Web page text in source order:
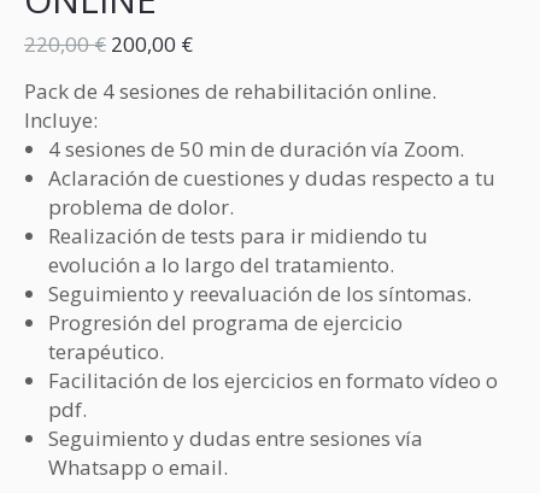
220,00€ El
original
220,00 €.
200,00 €El
actual
200,00 €.
Pack de 4 sesiones de rehabilitación online.
Incluye:
4 sesiones de 50 min de duración vía Zoom.
Aclaración de cuestiones y dudas respecto a tu
problema de dolor.
Realización de tests para ir midiendo tu
evolución a lo largo del tratamiento.
Seguimiento y reevaluación de los síntomas.
Progresión del programa de ejercicio
terapéutico.
Facilitación de los ejercicios en formato vídeo o
pdf.
Seguimiento y dudas entre sesiones vía
Whatsapp o email.